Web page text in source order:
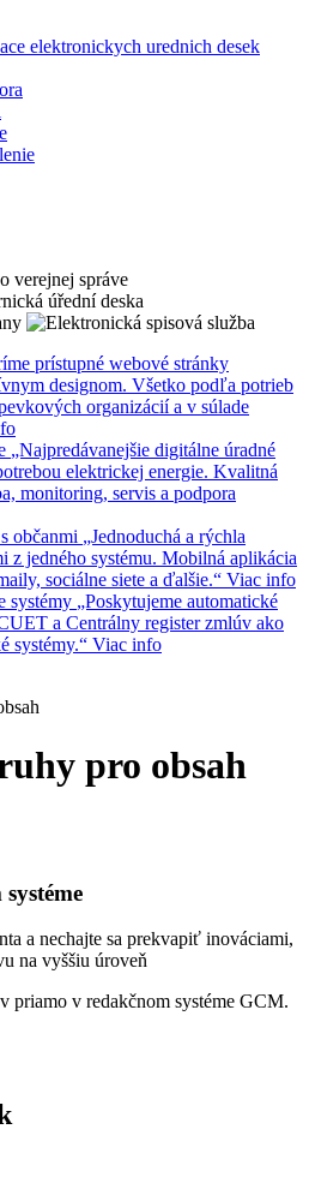
elektronickych urednich desek
verejnej správe
prístupné webové stránky
designom. Všetko podľa potrieb
organizácií a v súlade
„Najpredávanejšie digitálne úradné
elektrickej energie. Kvalitná
monitoring, servis a podpora
občanmi „Jednoduchá a rýchla
z jedného systému. Mobilná aplikácia
sociálne siete a ďalšie.“ Viac info
systémy „Poskytujeme automatické
a Centrálny register zmlúv ako
systémy.“ Viac info
pro obsah
a nechajte sa prekvapiť inováciami,
na vyššiu úroveň
priamo v redakčnom systéme GCM.